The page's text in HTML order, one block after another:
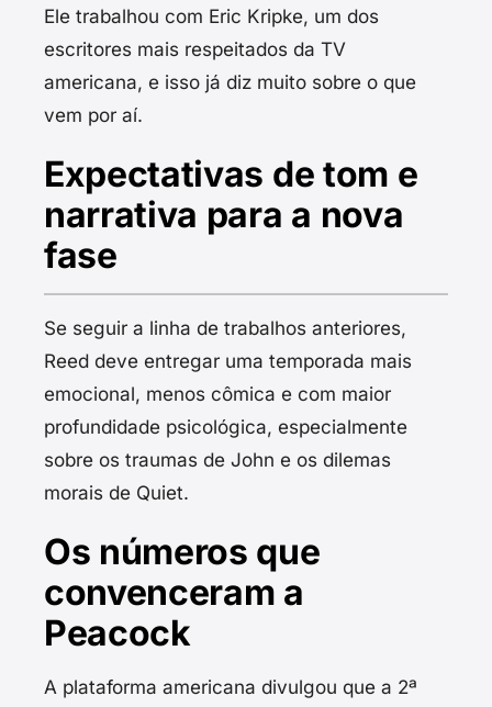
Ele trabalhou com Eric Kripke, um dos
escritores mais respeitados da TV
americana, e isso já diz muito sobre o que
vem por aí.
Expectativas de tom e
narrativa para a nova
fase
Se seguir a linha de trabalhos anteriores,
Reed deve entregar uma temporada mais
emocional, menos cômica e com maior
profundidade psicológica, especialmente
sobre os traumas de John e os dilemas
morais de Quiet.
Os números que
convenceram a
Peacock
A plataforma americana divulgou que a 2ª